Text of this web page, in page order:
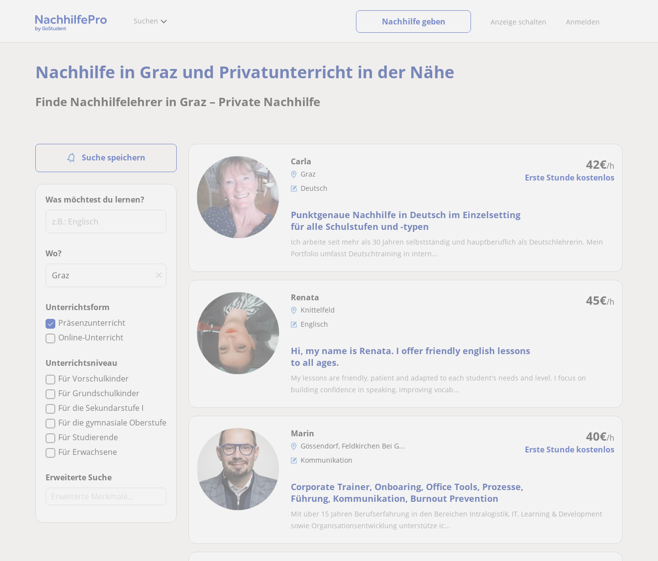
Suchen Anzeige schalten Anmelden
Nachhilfe geben
Nachhilfe in Graz und Privatunterricht in der Nähe
Finde Nachhilfelehrer in Graz – Private Nachhilfe
Suche speichern
Was möchtest du lernen?
Wo?
Unterrichtsform
Präsenzunterricht
Online-Unterricht
Unterrichtsniveau
Für Vorschulkinder
Für Grundschulkinder
Für die Sekundarstufe I
Für die gymnasiale Oberstufe
Für Studierende
Für Erwachsene
Erweiterte Suche
42€/h
Erste Stunde kostenlos
Carla
Graz
Deutsch
Punktgenaue Nachhilfe in Deutsch im Einzelsetting
für alle Schulstufen und -typen
Ich arbeite seit mehr als 30 Jahren selbstständig und hauptberuflich als Deutschlehrerin. Mein
Portfolio umfasst Deutschtraining in intern...
45€/h
Renata
Knittelfeld
Englisch
Hi, my name is Renata. I offer friendly english lessons
to all ages.
My lessons are friendly, patient and adapted to each student's needs and level. I focus on
building confidence in speaking, improving vocab...
40€/h
Erste Stunde kostenlos
Marin
Gössendorf, Feldkirchen Bei G...
Kommunikation
Corporate Trainer, Onboaring, Office Tools, Prozesse,
Führung, Kommunikation, Burnout Prevention
Mit über 15 Jahren Berufserfahrung in den Bereichen Intralogistik, IT, Learning & Development
sowie Organisationsentwicklung unterstütze ic...